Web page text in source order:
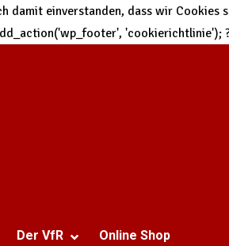
damit einverstanden, dass wir Cookies
'cookierichtlinie');
Der VfR Online Shop